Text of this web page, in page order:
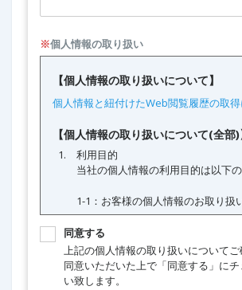
※個人情報の取り扱い
同意する
上記の個人情報の取り扱いについて
同意いただいた上で「同意する」に
い致します。